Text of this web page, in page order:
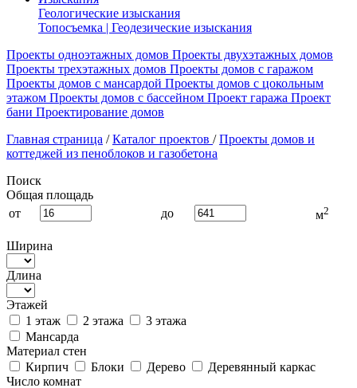
Геологические изыскания
Топосъемка | Геодезические изыскания
Проекты одноэтажных домов Проекты двухэтажных домов
Проекты трехэтажных домов Проекты домов с гаражом
Проекты домов с мансардой Проекты домов с цокольным
этажом Проекты домов с бассейном Проект гаража Проект
бани Проектирование домов
Главная страница / Каталог проектов / Проекты домов и
коттеджей из пеноблоков и газобетона
Поиск
Общая площадь
от
до м2
Ширина
Длина
Этажей
1 этаж
2 этажа
3 этажа
Мансарда
Материал стен
Кирпич
Блоки Дерево
Деревянный каркас
Число комнат